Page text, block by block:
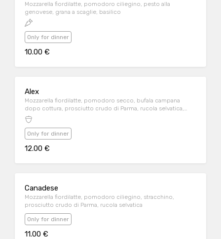
Mozzarella fiordilatte, pomodoro ciliegino, pesto alla
genovese, grana a scaglie, basilico
Only for dinner
10.00 €
Alex
Mozzarella fiordilatte, pomodoro secco, bufala campana
dopo cottura, prosciutto crudo di Parma, rucola selvatica,
noci
Only for dinner
12.00 €
Canadese
Mozzarella fiordilatte, pomodoro ciliegino, stracchino,
prosciutto crudo di Parma, rucola selvatica
Only for dinner
11.00 €